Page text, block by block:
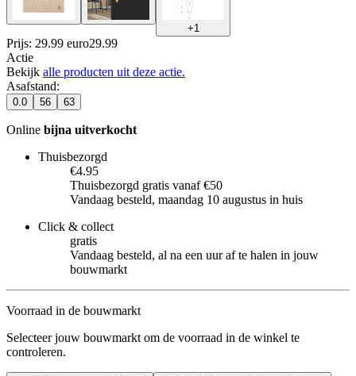
+1
Prijs: 29.99 euro29.99
Actie
Bekijk alle producten uit deze actie.
Asafstand:
0.0 56 63
Online bijna uitverkocht
Thuisbezorgd
€4.95
Thuisbezorgd gratis vanaf €50
Vandaag besteld, maandag 10 augustus in huis
Click & collect
gratis
Vandaag besteld, al na een uur af te halen in jouw
bouwmarkt
Voorraad in de bouwmarkt
Selecteer jouw bouwmarkt om de voorraad in de winkel te
controleren.